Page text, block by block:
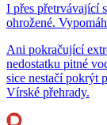
I přes přetrvávající
ohrožené.
Ani pokračující
nedostatku pitné
sice nestačí pokrýt
Vírské přehrady.